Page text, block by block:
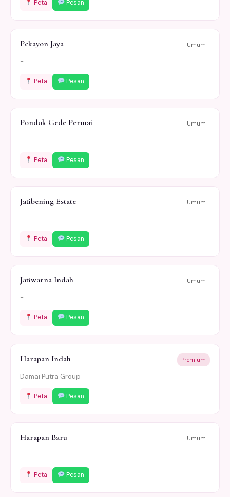
Peta Pesan
Pekayon Jaya Umum
-
Peta Pesan
Pondok Gede Permai Umum
-
Peta Pesan
Jatibening Estate Umum
-
Peta Pesan
Jatiwarna Indah Umum
-
Peta Pesan
Harapan Indah Premium
Damai Putra Group
Peta Pesan
Harapan Baru Umum
-
Peta Pesan